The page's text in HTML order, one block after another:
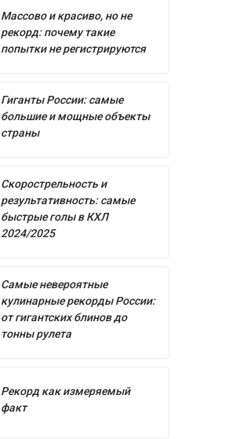
Массово и красиво, но не
рекорд: почему такие
попытки не регистрируются
Гиганты России: самые
большие и мощные объекты
страны
Скорострельность и
результативность: самые
быстрые голы в КХЛ
2024/2025
Самые невероятные
кулинарные рекорды России:
от гигантских блинов до
тонны рулета
Рекорд как измеряемый
факт